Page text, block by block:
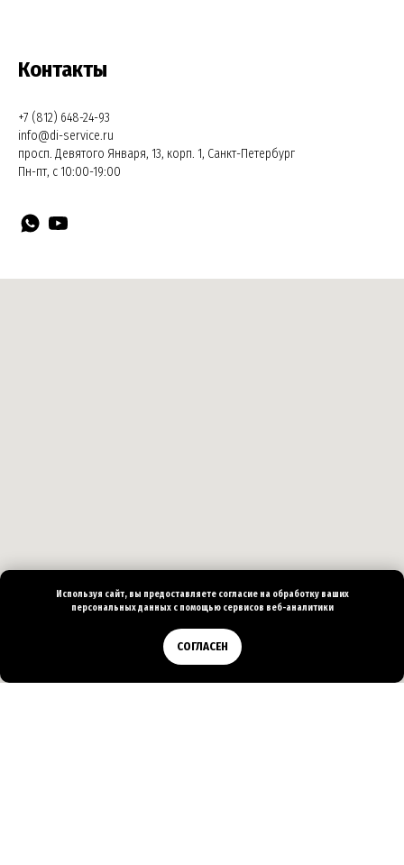
Используя сайт, вы предоставляете согласие на обработку ваших
персональныхданных с помощью сервисов веб-аналитики
СОГЛАСЕН
Позвонить
Контакты
+7 (812) 648-24-93
info@di-service.ru
просп. Девятого Января, 13, корп. 1, Санкт-Петербург
Пн-пт, с 10:00-19:00